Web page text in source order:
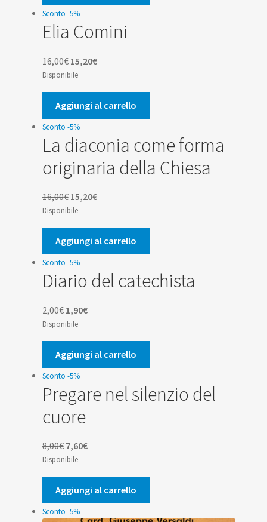
7,00€.6,65€.
Sconto -5%
Elia Comini
16,00€ Il
prezzo
originale
era:
16,00€.
15,20€Il
attuale
è:
15,20€.
Disponibile
Aggiungi al carrello
Sconto -5%
La diaconia come forma
originaria della Chiesa
16,00€ Il
prezzo
originale
era:
16,00€.
15,20€Il
attuale
è:
15,20€.
Disponibile
Aggiungi al carrello
Sconto -5%
Diario del catechista
2,00€ Il
prezzo
originale
era:
2,00€.
1,90€Il
attuale
è:
1,90€.
Disponibile
Aggiungi al carrello
Sconto -5%
Pregare nel silenzio del
cuore
8,00€ Il
prezzo
originale
era:
8,00€.
7,60€Il
attuale
è:
7,60€.
Disponibile
Aggiungi al carrello
Sconto -5%